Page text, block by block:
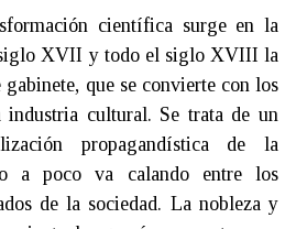
científica surge en la
XVII y todo el siglo XVIII la
que se convierte con los
industria cultural. Se trata de un
propagandística de la
a poco va calando entre los
de la sociedad. La nobleza y